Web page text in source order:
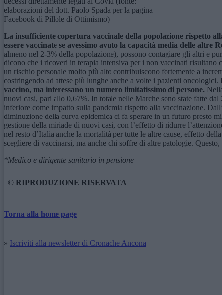
elaborazioni del dott. Paolo Spada per la pagina
Facebook di Pillole di Ottimismo)
La insufficiente copertura vaccinale della popolazione rispetto
essere vaccinate se avessimo avuto la capacità media delle altre
almeno nel 2-3% della popolazione), possono contagiare gli altri e
dicono che i ricoveri in terapia intensiva per i non vaccinati risultano
un rischio personale molto più alto contribuiscono fortemente a
costringendo ad attese più lunghe anche a volte i pazienti oncologici.
vaccino, ma interessano un numero limitatissimo di persone.
nuovi casi, pari allo 0,67%. In totale nelle Marche sono state fatte
inferiore come impatto sulla pandemia rispetto alla vaccinazione.
diminuzione della curva epidemica ci fa sperare in un futuro presto
gestione della miriade di nuovi casi, con l’effetto di ridurre
nel resto d’Italia anche la mortalità per tutte le altre cause, effetto
scegliere di vaccinarsi, ma anche chi soffre di altre patologie.
*Medico e dirigente sanitario in pensione
© RIPRODUZIONE RISERVATA
Torna alla home page
» Iscriviti alla newsletter di Cronache Ancona